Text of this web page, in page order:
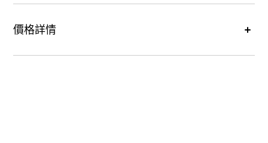
bolt供電
價格詳情
租金價格 : 每月港幣318,000元